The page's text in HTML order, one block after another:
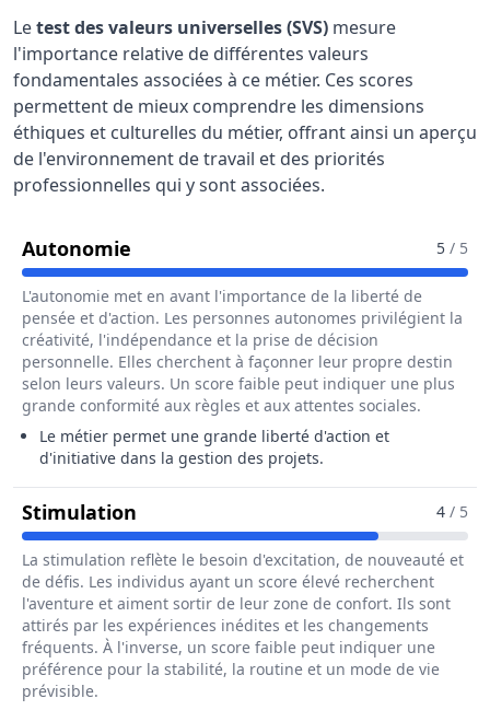
Letest des valeurs universelles (SVS) mesure
l'importance relative de différentes valeurs
fondamentales associées à ce métier. Ces scores
permettent de mieux comprendre les dimensions
éthiques et culturelles du métier, offrant ainsi un aperçu
de l'environnement de travail et des priorités
professionnelles qui y sont associées.
Autonomie Pour Le Métier De Administrateur
5 / 5
L'autonomie met en avant l'importance de la liberté de
pensée et d'action. Les personnes autonomes privilégient la
créativité, l'indépendance et la prise de décision
personnelle. Elles cherchent à façonner leur propre destin
selon leurs valeurs. Un score faible peut indiquer une plus
grande conformité aux règles et aux attentes sociales.
Le métier permet une grande liberté d'action et
d'initiative dans la gestion des projets.
Stimulation Pour Le Métier De 4 / 5
La stimulation reflète le besoin d'excitation, de nouveauté et
de défis. Les individus ayant un score élevé recherchent
l'aventure et aiment sortir de leur zone de confort. Ils sont
attirés par les expériences inédites et les changements
fréquents. À l'inverse, un score faible peut indiquer une
préférence pour la stabilité, la routine et un mode de vie
prévisible.